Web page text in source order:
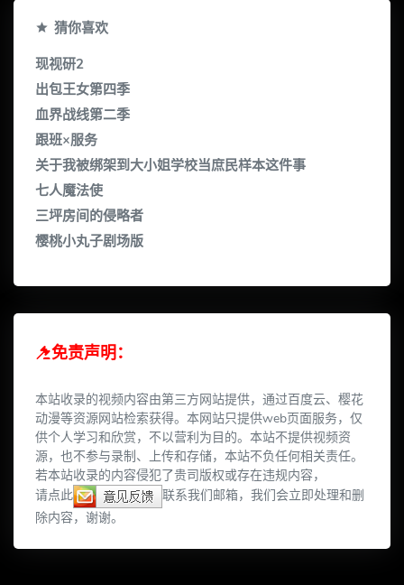
猜你喜欢
现视研2
出包王女第四季
血界战线第二季
跟班×服务
关于我被绑架到大小姐学校当庶民样本这件事
七人魔法使
三坪房间的侵略者
樱桃小丸子剧场版
免责声明：
本站收录的视频内容由第三方网站提供，通过百度云、樱花
动漫等资源网站检索获得。本网站只提供web页面服务，仅
供个人学习和欣赏，不以营利为目的。本站不提供视频资
源，也不参与录制、上传和存储，本站不负任何相关责任。
若本站收录的内容侵犯了贵司版权或存在违规内容，
请点此
联系我们邮箱，我们会立即处理和删
除内容，谢谢。